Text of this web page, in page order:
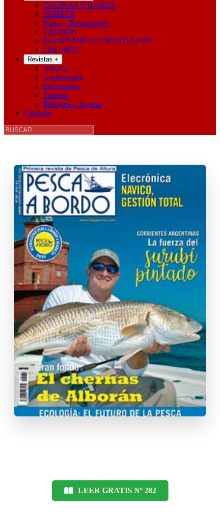
COCINAS Y BAÑOS
SKIPPER
Vinos y Restaurantes
CRONOS
EQUIPAMIENTO HOSTELERO
THE BEST
Revistas +
Náutica
Gastronomía
Decoración
Turismo
Relojería y Joyería
Contacto
LEER GRATIS Nº 282